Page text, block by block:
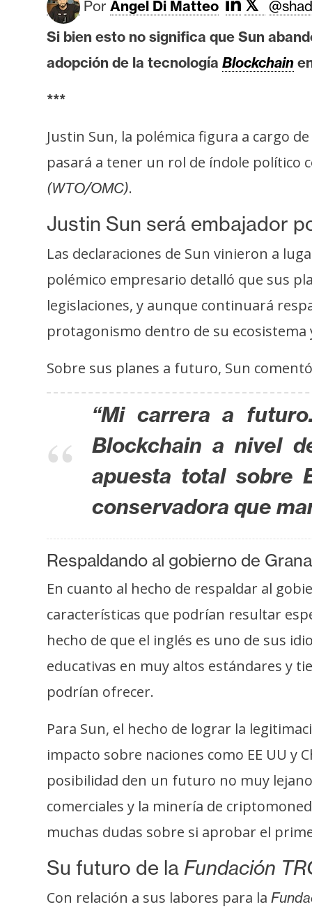
i
s
i
s
o
a
s
e
P
e
n
a
T
a
s
e
c
u
r
s
s
C
n
t
t
o
P
b
Por Angel Di Matteo 𝕏
Si bien esto no significa que Sun
adopción de la tecnología Blockchain
***
Justin Sun, la polémica figura a cargo de
pasará a tener un rol de índole político
(WTO/OMC).
Justin Sun será embajador
Las declaraciones de Sun vinieron a
polémico empresario detalló que sus
legislaciones, y aunque continuará
protagonismo dentro de su
Sobre sus planes a futuro, Sun
“Mi carrera a
Blockchain a nivel
apuesta total sobre
conservadora que
Respaldando al gobierno de
En cuanto al hecho de respaldar al
características que podrían resultar
hecho de que el inglés es uno de sus
educativas en muy altos estándares y
podrían ofrecer.
Para Sun, el hecho de lograr la
impacto sobre naciones como EE UU y
posibilidad den un futuro no muy
comerciales y la minería de
muchas dudas sobre si aprobar el
Su futuro de la Fundación
Con relación a sus labores para la